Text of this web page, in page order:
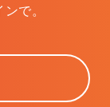
で。